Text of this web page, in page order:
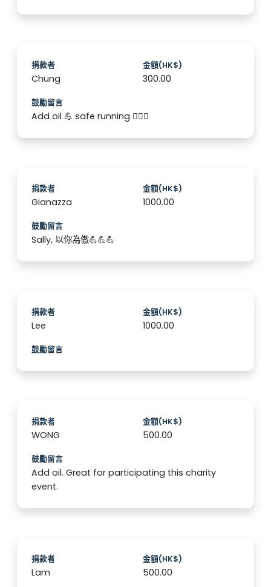
捐款者
Chung
金額(HK$)
300.00
鼓勵留言
Add oil 💪 safe running 🏃🏻‍♀️
捐款者
Gianazza
金額(HK$)
1000.00
鼓勵留言
Sally, 以你為傲💪💪💪
捐款者
Lee
金額(HK$)
1000.00
鼓勵留言
捐款者
WONG
金額(HK$)
500.00
鼓勵留言
Add oil. Great for participating this charity
event.
捐款者
Lam
金額(HK$)
500.00